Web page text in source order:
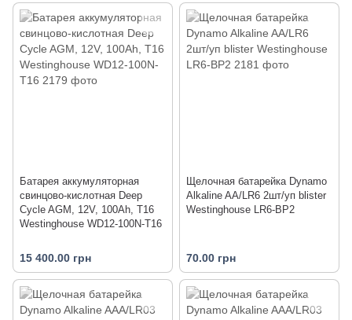
Батарея аккумуляторная
свинцово-кислотная Deep
Cycle AGM, 12V, 100Ah, T16
Westinghouse WD12-100N-T16
15 400.00 грн
Щелочная батарейка Dynamo
Alkaline AA/LR6 2шт/уп blister
Westinghouse LR6-BP2
70.00 грн